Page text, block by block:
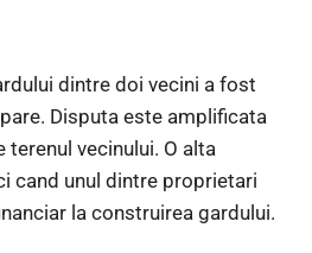
dintre doi vecini a fost
Disputa este amplificata
terenul vecinului. O alta
cand unul dintre proprietari
la construirea gardului.